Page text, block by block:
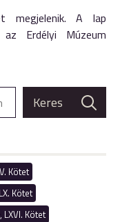
megjelenik. A lap
Erdélyi Múzeum
Kötet
Kötet
LXVI. Kötet